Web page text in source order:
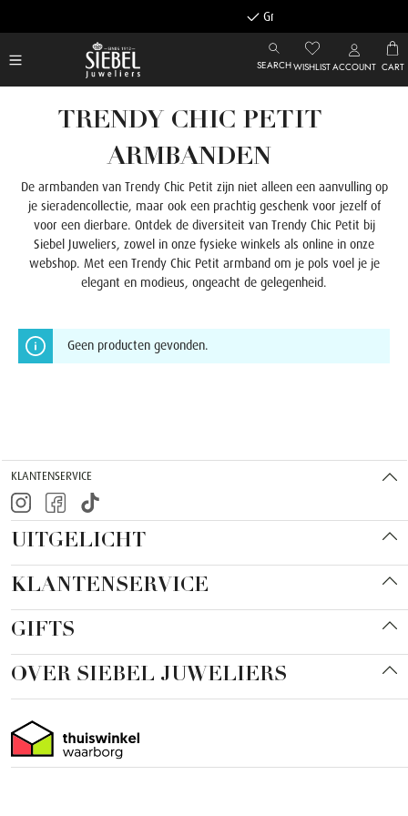
Gratis achteraf betalen
SEARCHWISHLISTACCOUNT CART
TRENDY CHIC PETIT
ARMBANDEN
De armbanden van Trendy Chic Petit zijn niet alleen een aanvulling op
je sieradencollectie, maar ook een prachtig geschenk voor jezelf of
voor een dierbare. Ontdek de diversiteit van Trendy Chic Petit bij
Siebel Juweliers, zowel in onze fysieke winkels als online in onze
webshop. Met een Trendy Chic Petit armband om je pols voel je je
elegant en modieus, ongeacht de gelegenheid.
Geen producten gevonden.
KLANTENSERVICE
UITGELICHT
KLANTENSERVICE
GIFTS
OVER SIEBEL JUWELIERS